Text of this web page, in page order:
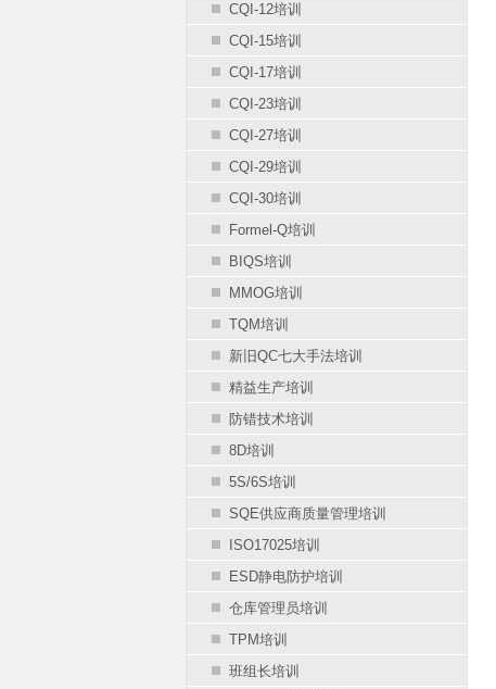
CQI-12培训
CQI-15培训
CQI-17培训
CQI-23培训
CQI-27培训
CQI-29培训
CQI-30培训
Formel-Q培训
BIQS培训
MMOG培训
TQM培训
新旧QC七大手法培训
精益生产培训
防错技术培训
8D培训
5S/6S培训
SQE供应商质量管理培训
ISO17025培训
ESD静电防护培训
仓库管理员培训
TPM培训
班组长培训